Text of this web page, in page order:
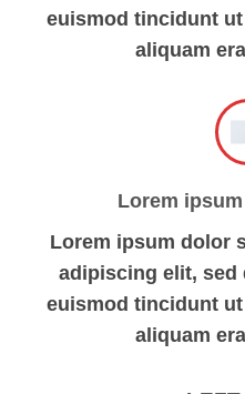
euismod tincidunt
aliquam
Lorem
Lorem ipsum dolor
adipiscing elit, sed
euismod tincidunt
aliquam